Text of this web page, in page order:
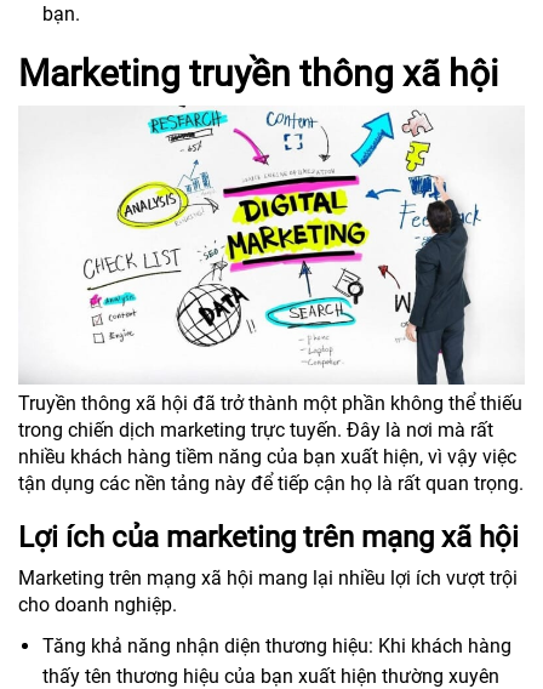
bạn.
Marketing truyền thông xã hội
Truyền thông xã hội đã trở thành một phần không thể thiếu
trong chiến dịch marketing trực tuyến. Đây là nơi mà rất
nhiều khách hàng tiềm năng của bạn xuất hiện, vì vậy việc
tận dụng các nền tảng này để tiếp cận họ là rất quan trọng.
Lợi ích của marketing trên mạng xã hội
Marketing trên mạng xã hội mang lại nhiều lợi ích vượt trội
cho doanh nghiệp.
Tăng khả năng nhận diện thương hiệu: Khi khách hàng
thấy tên thương hiệu của bạn xuất hiện thường xuyên